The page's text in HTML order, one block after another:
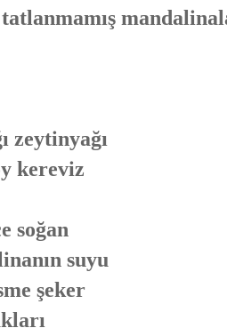
zeytinyağı
kereviz
soğan
suyu
şeker